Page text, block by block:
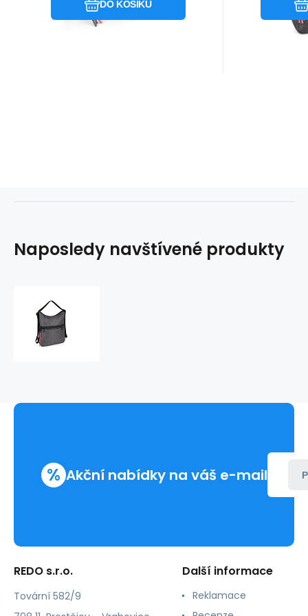
DO KOŠÍKU
Naposledy navštívené produkty
% Akční nabídky na váš e-mail
REDO s.r.o.
Tovární 582/9
Další informace
Reklamace